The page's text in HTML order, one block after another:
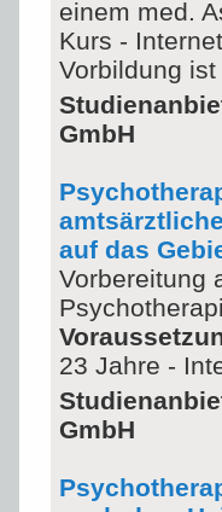
einem med.
Kurs -
Vorbildung
GmbH
auf das
Vorbereitung
23 Jahre -
GmbH